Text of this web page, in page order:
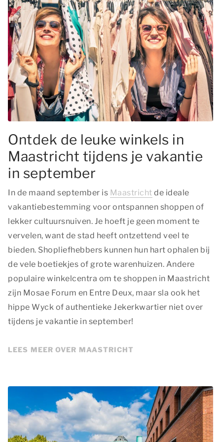
Ontdek de leuke winkels in
Maastricht tijdens je vakantie
in september
In de maand september is Maastricht de ideale
vakantiebestemming voor ontspannen shoppen of
lekker cultuursnuiven. Je hoeft je geen moment te
vervelen, want de stad heeft ontzettend veel te
bieden. Shopliefhebbers kunnen hun hart ophalen bij
de vele boetiekjes of grote warenhuizen. Andere
populaire winkelcentra om te shoppen in Maastricht
zijn Mosae Forum en Entre Deux, maar sla ook het
hippe Wyck of authentieke Jekerkwartier niet over
tijdens je vakantie in september!
LEES MEER OVER MAASTRICHT